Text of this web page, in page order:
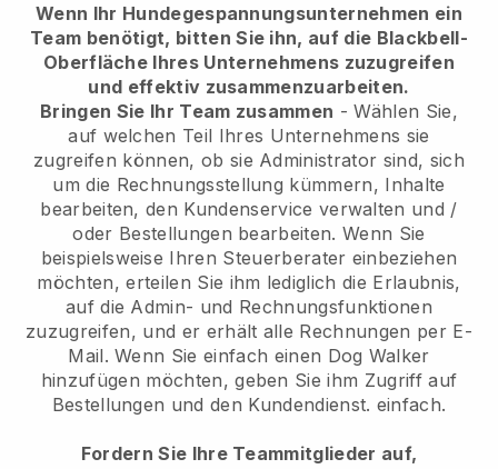
Wenn Ihr Hundegespannungsunternehmen ein
Team benötigt, bitten Sie ihn, auf die Blackbell-
Oberfläche Ihres Unternehmens zuzugreifen
und effektiv zusammenzuarbeiten.
Bringen Sie Ihr Team zusammen - Wählen Sie,
auf welchen Teil Ihres Unternehmens sie
zugreifen können, ob sie Administrator sind, sich
um die Rechnungsstellung kümmern, Inhalte
bearbeiten, den Kundenservice verwalten und /
oder Bestellungen bearbeiten. Wenn Sie
beispielsweise Ihren Steuerberater einbeziehen
möchten, erteilen Sie ihm lediglich die Erlaubnis,
auf die Admin- und Rechnungsfunktionen
zuzugreifen, und er erhält alle Rechnungen per E-
Mail. Wenn Sie einfach einen Dog Walker
hinzufügen möchten, geben Sie ihm Zugriff auf
Bestellungen und den Kundendienst. einfach.
Fordern Sie Ihre Teammitglieder auf,